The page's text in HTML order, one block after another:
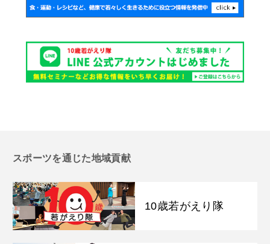
スポーツを通じた地域貢献
10歳若がえり隊